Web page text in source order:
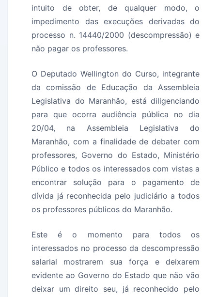
intuito de obter, de qualquer modo, o
impedimento das execuções derivadas do
processo n. 14440/2000 (descompressão) e
não pagar os professores.
O Deputado Wellington do Curso, integrante
da comissão de Educação da Assembleia
Legislativa do Maranhão, está diligenciando
para que ocorra audiência pública no dia
20/04, na Assembleia Legislativa do
Maranhão, com a finalidade de debater com
professores, Governo do Estado, Ministério
Público e todos os interessados com vistas a
encontrar solução para o pagamento de
dívida já reconhecida pelo judiciário a todos
os professores públicos do Maranhão.
Este é o momento para todos os
interessados no processo da descompressão
salarial mostrarem sua força e deixarem
evidente ao Governo do Estado que não vão
deixar um direito seu, já reconhecido pelo